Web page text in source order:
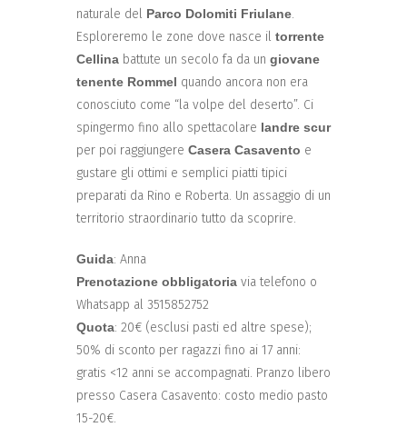
naturale del Parco Dolomiti Friulane.
Esploreremo le zone dove nasce il torrente
Cellina battute un secolo fa da un giovane
tenente Rommel quando ancora non era
conosciuto come “la volpe del deserto”. Ci
spingermo fino allo spettacolare landre scur
per poi raggiungere Casera Casavento e
gustare gli ottimi e semplici piatti tipici
preparati da Rino e Roberta. Un assaggio di un
territorio straordinario tutto da scoprire.
Guida: Anna
Prenotazione obbligatoria via telefono o
Whatsapp al 3515852752
Quota: 20€ (esclusi pasti ed altre spese);
50% di sconto per ragazzi fino ai 17 anni:
gratis <12 anni se accompagnati. Pranzo libero
presso Casera Casavento: costo medio pasto
15-20€.